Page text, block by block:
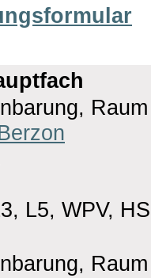
L5, WPV, HS